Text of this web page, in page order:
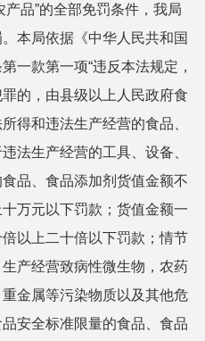
品”的全部免罚条件，我局
本局依据《中华人民共和国
一款第一项“违反本法规定，
的，由县级以上人民政府食
得和违法生产经营的食品、
法生产经营的工具、设备、
品、食品添加剂货值金额不
万元以下罚款；货值金额一
以上二十倍以下罚款；情节
产经营致病性微生物，农药
金属等污染物质以及其他危
安全标准限量的食品、食品